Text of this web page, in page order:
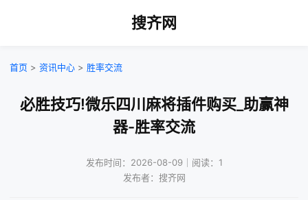
搜齐网
首页 > 资讯中心 > 胜率交流
必胜技巧!微乐四川麻将插件购买_助赢神
器-胜率交流
发布时间：2026-08-09｜阅读：1
发布者：搜齐网